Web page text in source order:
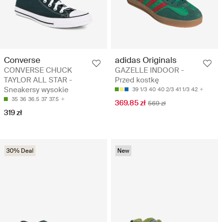
Converse
CONVERSE CHUCK
TAYLOR ALL STAR -
Sneakersy wysokie
35 36 36.5 37 37.5
319 zł
adidas Originals
GAZELLE INDOOR -
Przed kostkę
39 1/3 40 40 2/3 41 1/3 42
369.85 zł 569 zł
30% Deal New